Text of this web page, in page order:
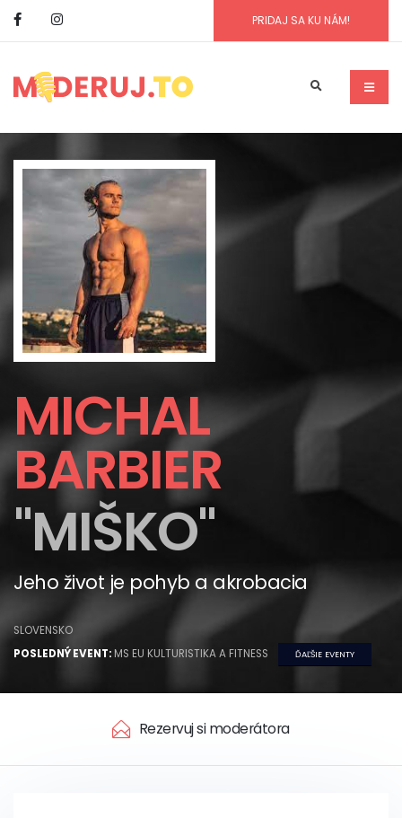
PRIDAJ SA KU NÁM!
MICHAL
BARBIER
"MIŠKO"
Jeho život je pohyb a akrobacia
SLOVENSKO
POSLEDNÝ EVENT: MS EU KULTURISTIKA A FITNESS ĎAĽŠIE EVENTY
Rezervuj si moderátora